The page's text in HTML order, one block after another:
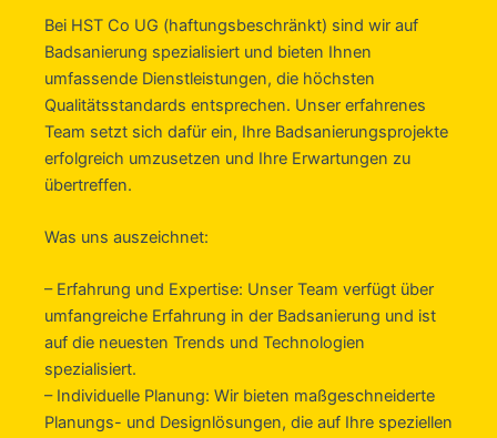
Bei HST Co UG (haftungsbeschränkt) sind wir auf
Badsanierung spezialisiert und bieten Ihnen
umfassende Dienstleistungen, die höchsten
Qualitätsstandards entsprechen. Unser erfahrenes
Team setzt sich dafür ein, Ihre Badsanierungsprojekte
erfolgreich umzusetzen und Ihre Erwartungen zu
übertreffen.
Was uns auszeichnet:
– Erfahrung und Expertise: Unser Team verfügt über
umfangreiche Erfahrung in der Badsanierung und ist
auf die neuesten Trends und Technologien
spezialisiert.
– Individuelle Planung: Wir bieten maßgeschneiderte
Planungs- und Designlösungen, die auf Ihre speziellen